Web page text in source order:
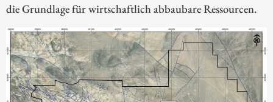
die Grundlage für wirtschaftlich abbaubare Ressourcen.